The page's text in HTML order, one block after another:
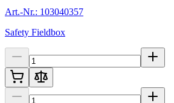
Art.-Nr.: 103040357
Safety Fieldbox